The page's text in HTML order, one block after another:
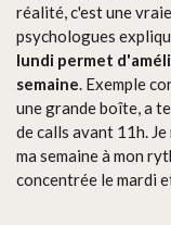
réalité, c'est une
psychologues
lundi permet
semaine. Exemple
une grande boîte, a
de calls avant 11h.
ma semaine à mon
concentrée le mardi